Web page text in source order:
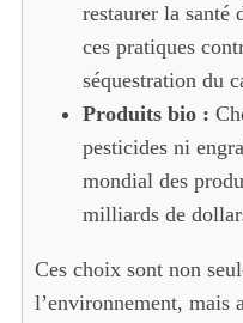
restaurer la santé
ces pratiques
séquestration du
Produits bio :
pesticides ni
mondial des
milliards de
Ces choix sont non
l’environnement, mais